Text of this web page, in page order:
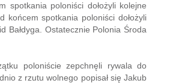
spotkania poloniści dołożyli kolejne
końcem spotkania poloniści dołożyli
Bałdyga. Ostatecznie Polonia Środa
poloniście zepchnęli rywala do
z rzutu wolnego popisał się Jakub